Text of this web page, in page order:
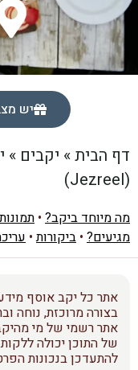
יש
דף הבית» יקבים »
(Jezreel)
מה מיוחד ביקב? • תמונות
מגיעים? • ביקורות•
אתר כל יקב אוסף
בצורה מרוכזת, נוחה
אתר רשמי של מי
של התוכן יכולה
להתעדכן בנכונות